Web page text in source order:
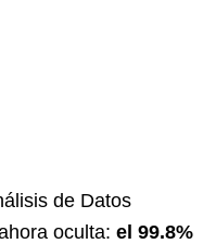
de Datos
oculta: el 99.8%